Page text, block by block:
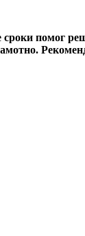
помог